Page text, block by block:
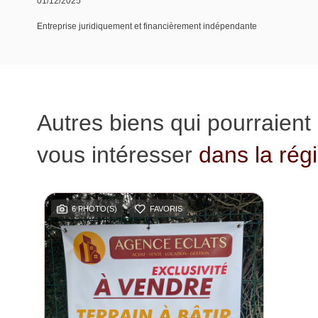
Entreprise juridiquement et financièrement indépendante
Autres biens qui pourraient
vous intéresser dans la
6 PHOTO(S) FAVORIS